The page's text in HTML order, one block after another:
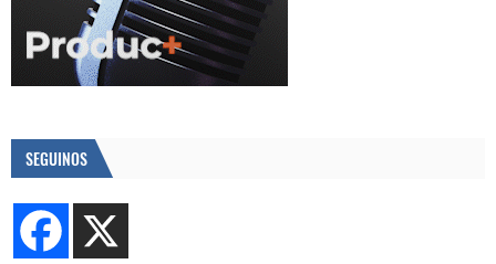
SEGUINOS